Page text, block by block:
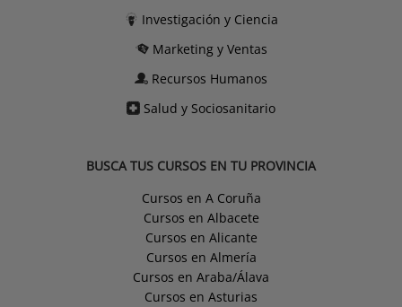
Investigación y Ciencia
Marketing y Ventas
Recursos Humanos
Salud y Sociosanitario
BUSCA TUS CURSOS EN TU PROVINCIA
Cursos en A Coruña
Cursos en Albacete
Cursos en Alicante
Cursos en Almería
Cursos en Araba/Álava
Cursos en Asturias